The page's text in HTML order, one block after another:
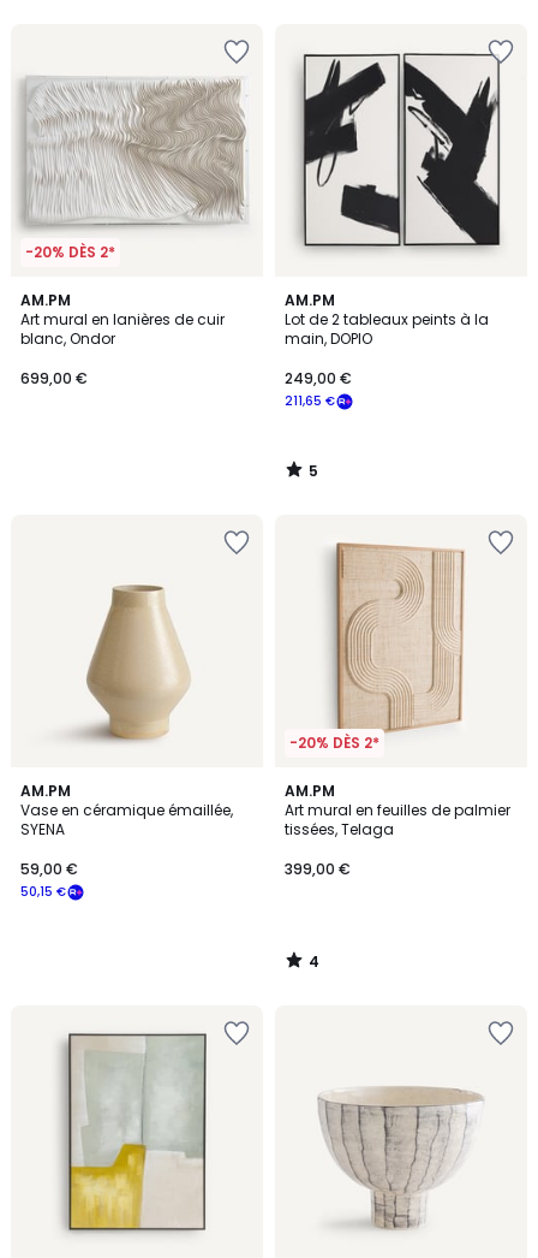
-20% DÈS 2*
AM.PM
Art mural en lanières de cuir
blanc, Ondor
699,00 €
AM.PM
Lot de 2 tableaux peints à la
main, DOPIO
211,65 €
249,00 €
5
/
5
5
/
AM.PM
Vase en céramique émaillée,
SYENA
50,15 €
59,00 €
-20% DÈS 2*
AM.PM
Art mural en feuilles de palmier
tissées, Telaga
399,00 €
4
/
5
4
/